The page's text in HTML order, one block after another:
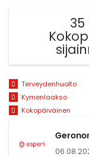
Terveydenhuolto
Kymenlaakso
Kokopäiväinen